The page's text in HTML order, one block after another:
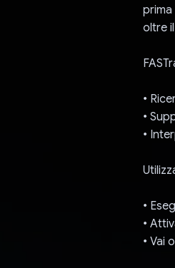
oltre
•
•
•
•
•
• Vai